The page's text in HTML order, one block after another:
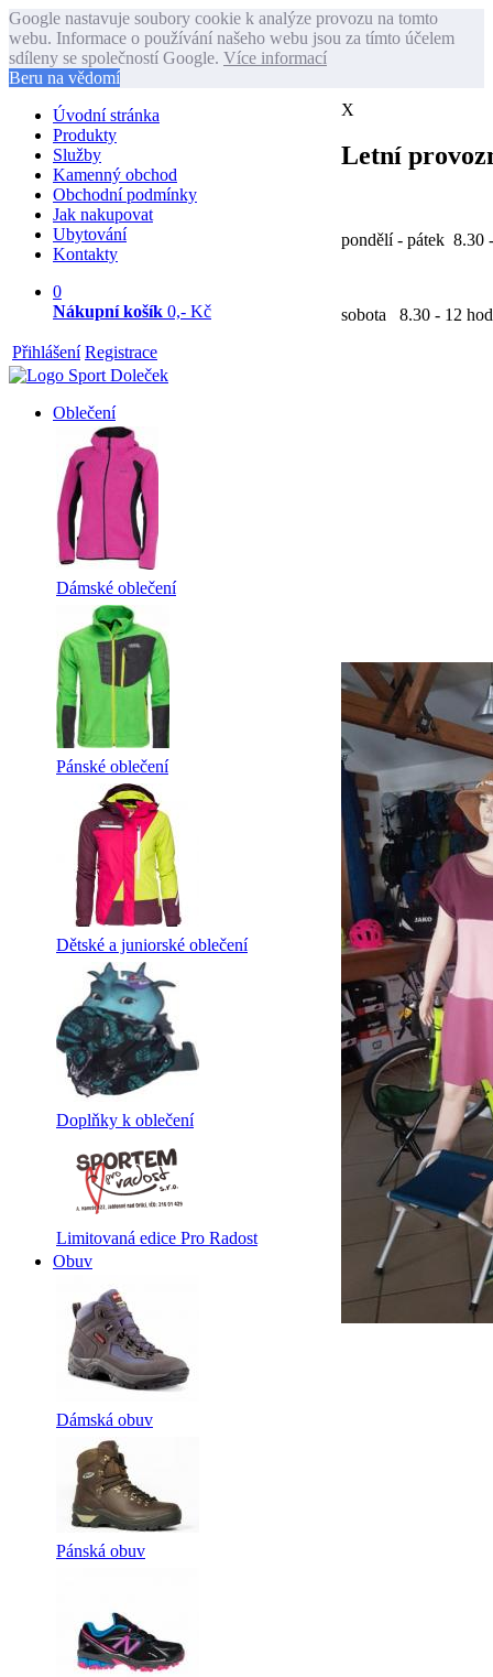
Google nastavuje soubory cookie k analýze provozu na tomto
webu. Informace o používání našeho webu jsou za tímto účelem
sdíleny se společností Google. Více informací
Beru na vědomí
X
Letní
pondělí - pátek 8.30
sobota 8.30 - 12 hod
Úvodní stránka
Produkty
Služby
Kamenný obchod
Obchodní podmínky
Jak nakupovat
Ubytování
Kontakty
0
Nákupní košík 0,- Kč
Přihlášení Registrace
Oblečení
Dámské oblečení
Pánské oblečení
Dětské a juniorské oblečení
Doplňky k oblečení
Limitovaná edice Pro Radost
Obuv
Dámská obuv
Pánská obuv